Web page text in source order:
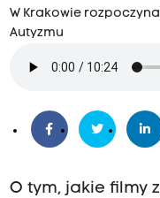
W Krakowie rozpoczyna
Autyzmu
O tym, jakie filmy